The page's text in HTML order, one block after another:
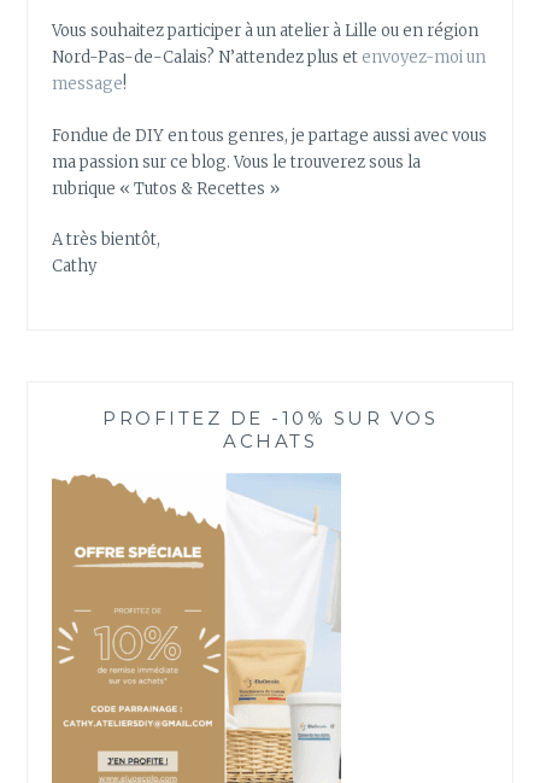
Vous souhaitez participer à un atelier à Lille ou en région
Nord-Pas-de-Calais? N’attendez plus et envoyez-moi un
message!
Fondue de DIY en tous genres, je partage aussi avec vous
ma passion sur ce blog. Vous le trouverez sous la
rubrique « Tutos & Recettes »
A très bientôt,
Cathy
PROFITEZ DE -10% SUR VOS
ACHATS